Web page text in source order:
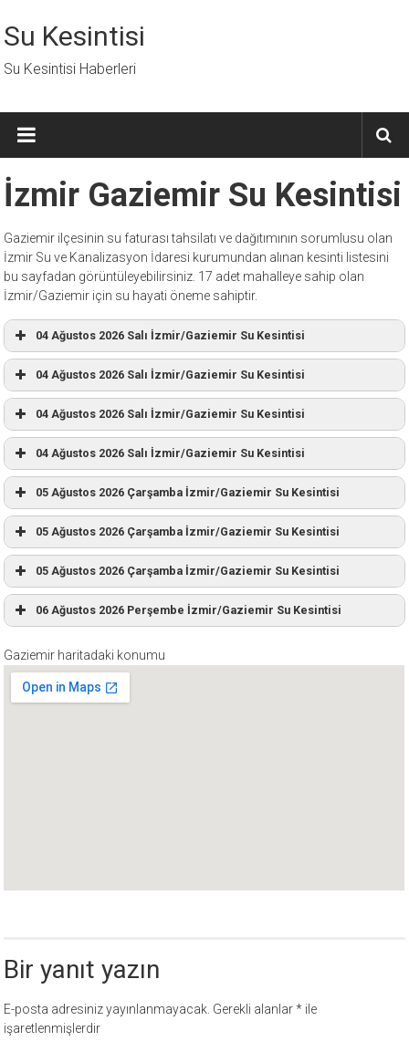
geç
Su Kesintisi
Su Kesintisi Haberleri
İzmir Gaziemir Su Kesintisi
Gaziemir ilçesinin su faturası tahsilatı ve dağıtımının sorumlusu olan
İzmir Su ve Kanalizasyon İdaresi kurumundan alınan kesinti listesini
bu sayfadan görüntüleyebilirsiniz. 17 adet mahalleye sahip olan
İzmir/Gaziemir için su hayati öneme sahiptir.
04 Ağustos 2026 Salı İzmir/Gaziemir Su Kesintisi
04 Ağustos 2026 Salı İzmir/Gaziemir Su Kesintisi
04 Ağustos 2026 Salı İzmir/Gaziemir Su Kesintisi
04 Ağustos 2026 Salı İzmir/Gaziemir Su Kesintisi
05 Ağustos 2026 Çarşamba İzmir/Gaziemir Su Kesintisi
05 Ağustos 2026 Çarşamba İzmir/Gaziemir Su Kesintisi
05 Ağustos 2026 Çarşamba İzmir/Gaziemir Su Kesintisi
06 Ağustos 2026 Perşembe İzmir/Gaziemir Su Kesintisi
Gaziemir haritadaki konumu
Bir yanıt yazın
E-posta adresiniz yayınlanmayacak. Gerekli alanlar* ile
işaretlenmişlerdir